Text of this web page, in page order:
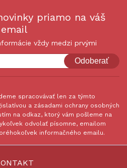
priamo na váš
email
vždy medzi prvými
Odoberať
spracovávať len za týmto
a zásadami ochrany osobných
na odkaz, ktorý vám pošleme na
odvolať písomne, emailom
informačného emailu.